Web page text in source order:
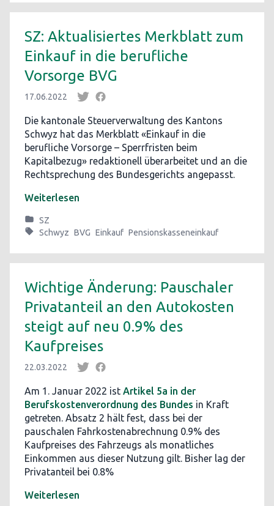
SZ: Aktualisiertes Merkblatt zum
Einkauf in die berufliche
Vorsorge BVG
17.06.2022
Die kantonale Steuerverwaltung des Kantons
Schwyz hat das Merkblatt «Einkauf in die
berufliche Vorsorge – Sperrfristen beim
Kapitalbezug» redaktionell überarbeitet und an die
Rechtsprechung des Bundesgerichts angepasst.
Weiterlesen
SZ
Schwyz BVG Einkauf Pensionskasseneinkauf
Wichtige Änderung: Pauschaler
Privatanteil an den Autokosten
steigt auf neu 0.9% des
Kaufpreises
22.03.2022
Am 1. Januar 2022 ist Artikel 5a in der
Berufskostenverordnung des Bundes in Kraft
getreten. Absatz 2 hält fest, dass bei der
pauschalen Fahrkostenabrechnung 0.9% des
Kaufpreises des Fahrzeugs als monatliches
Einkommen aus dieser Nutzung gilt. Bisher lag der
Privatanteil bei 0.8%
Weiterlesen